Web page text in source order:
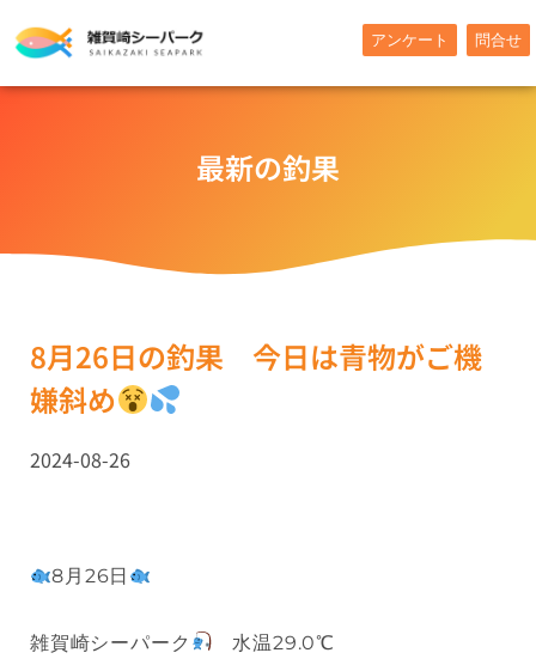
容
アンケート 問合せ
最新の釣果
8月26日の釣果 今日は青物がご機
嫌斜め
2024-08-26
8月26日
雑賀崎シーパーク 水温29.0℃